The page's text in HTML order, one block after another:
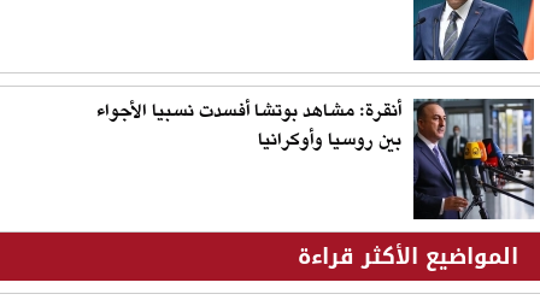
أنقرة: مشاهد بوتشا أفسدت نسبيا الأجواء
بين روسيا وأوكرانيا
المواضيع الأكثر قراءة